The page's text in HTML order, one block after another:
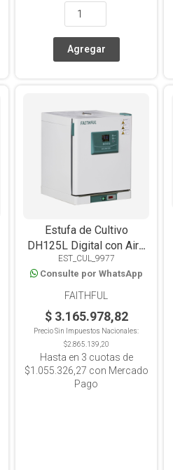
Estufa de Cultivo
DH125L Digital con Aire
Forzado de precisión
125L
EST_CUL_9977
Consulte por WhatsApp
FAITHFUL
$ 3.165.978,82
Precio Sin Impuestos Nacionales:
$2.865.139,20
Hasta en 3 cuotas de
$1.055.326,27 con Mercado
Pago